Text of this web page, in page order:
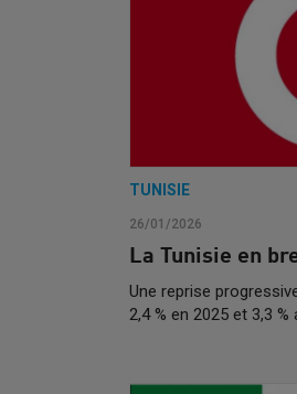
TUNISIE
26/01/2026
La Tunisie en
Une reprise
2,4 % en 2025 et 3,3